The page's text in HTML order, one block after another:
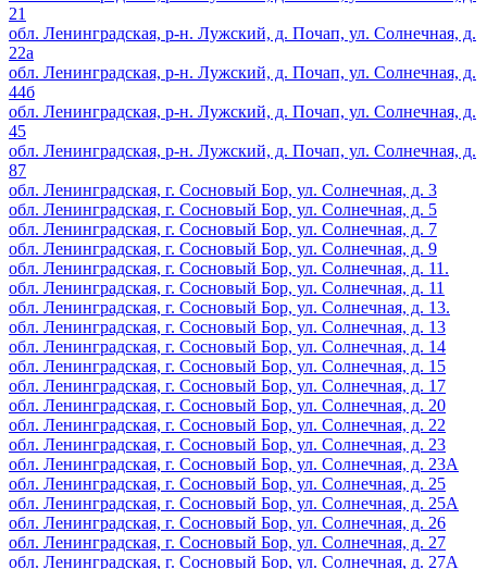
21
обл. Ленинградская, р-н. Лужский, д. Почап, ул. Солнечная, д.
22а
обл. Ленинградская, р-н. Лужский, д. Почап, ул. Солнечная, д.
44б
обл. Ленинградская, р-н. Лужский, д. Почап, ул. Солнечная, д.
45
обл. Ленинградская, р-н. Лужский, д. Почап, ул. Солнечная, д.
87
обл. Ленинградская, г. Сосновый Бор, ул. Солнечная, д. 3
обл. Ленинградская, г. Сосновый Бор, ул. Солнечная, д. 5
обл. Ленинградская, г. Сосновый Бор, ул. Солнечная, д. 7
обл. Ленинградская, г. Сосновый Бор, ул. Солнечная, д. 9
обл. Ленинградская, г. Сосновый Бор, ул. Солнечная, д. 11.
обл. Ленинградская, г. Сосновый Бор, ул. Солнечная, д. 11
обл. Ленинградская, г. Сосновый Бор, ул. Солнечная, д. 13.
обл. Ленинградская, г. Сосновый Бор, ул. Солнечная, д. 13
обл. Ленинградская, г. Сосновый Бор, ул. Солнечная, д. 14
обл. Ленинградская, г. Сосновый Бор, ул. Солнечная, д. 15
обл. Ленинградская, г. Сосновый Бор, ул. Солнечная, д. 17
обл. Ленинградская, г. Сосновый Бор, ул. Солнечная, д. 20
обл. Ленинградская, г. Сосновый Бор, ул. Солнечная, д. 22
обл. Ленинградская, г. Сосновый Бор, ул. Солнечная, д. 23
обл. Ленинградская, г. Сосновый Бор, ул. Солнечная, д. 23А
обл. Ленинградская, г. Сосновый Бор, ул. Солнечная, д. 25
обл. Ленинградская, г. Сосновый Бор, ул. Солнечная, д. 25А
обл. Ленинградская, г. Сосновый Бор, ул. Солнечная, д. 26
обл. Ленинградская, г. Сосновый Бор, ул. Солнечная, д. 27
обл. Ленинградская, г. Сосновый Бор, ул. Солнечная, д. 27А